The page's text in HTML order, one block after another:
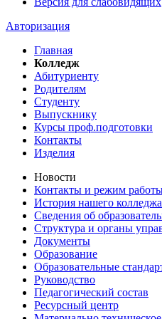
Авторизация
Главная
Колледж
Абитуриенту
Родителям
Студенту
Выпускнику
Курсы проф.подготовки
Контакты
Изделия
Новости
Контакты и режим
История нашего колледжа
Сведения об
Структура и органы
Документы
Образование
Образовательные
Руководство
Педагогический состав
Ресурсный центр